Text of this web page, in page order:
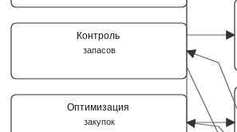
Контроль
запасов
Оптимизация
закупок